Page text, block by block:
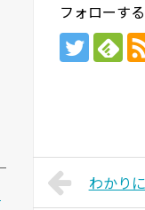
フォローする
わかり